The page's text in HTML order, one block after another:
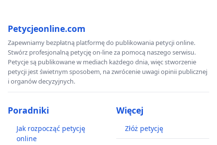
Petycjeonline.com
Zapewniamy bezpłatną platformę do publikowania petycji online.
Stwórz profesjonalną petycję on-line za pomocą naszego serwisu.
Petycje są publikowane w mediach każdego dnia, więc stworzenie
petycji jest świetnym sposobem, na zwrócenie uwagi opinii publicznej
i organów decyzyjnych.
Poradniki
Jak rozpocząć petycję
online
Więcej
Złóż petycję